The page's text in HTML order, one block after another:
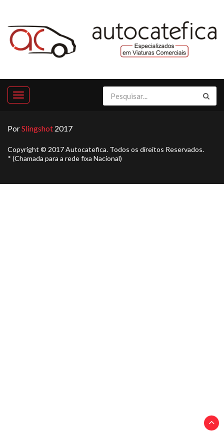
PorSlingshot 2017
Copyright © 2017 Autocatefica. Todos os direitos Reservados.
* (Chamada para a rede fixa Nacional)